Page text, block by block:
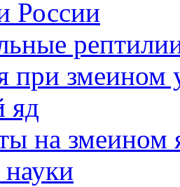
России
при змеином
яд
на змеином